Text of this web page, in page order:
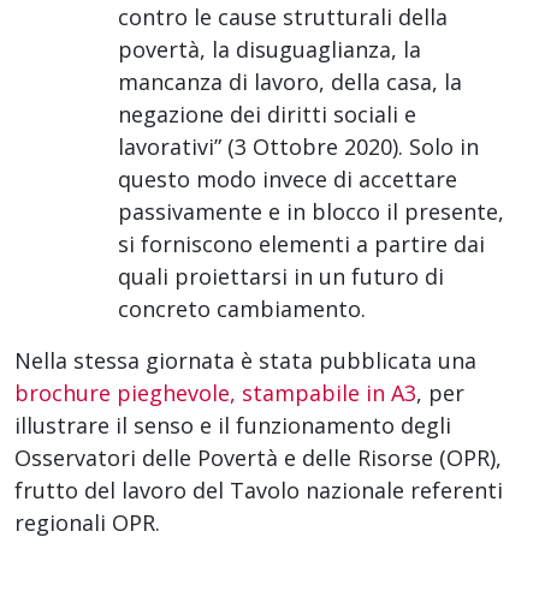
contro le cause strutturali della
povertà, la disuguaglianza, la
mancanza di lavoro, della casa, la
negazione dei diritti sociali e
lavorativi” (3 Ottobre 2020). Solo in
questo modo invece di accettare
passivamente e in blocco il presente,
si forniscono elementi a partire dai
quali proiettarsi in un futuro di
concreto cambiamento.
Nella stessa giornata è stata pubblicata una
brochure pieghevole, stampabile in A3, per
illustrare il senso e il funzionamento degli
Osservatori delle Povertà e delle Risorse (OPR),
frutto del lavoro del Tavolo nazionale referenti
regionali OPR.